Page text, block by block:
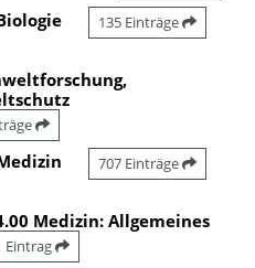
135 Einträge
707 Einträge
Medizin: Allgemeines
Eintrag